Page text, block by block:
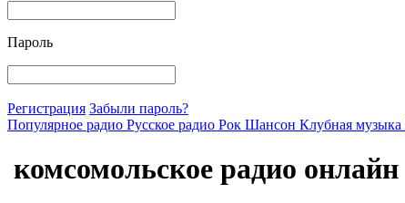
Пароль
Регистрация Забыли пароль?
Популярное радио Русское радио Рок Шансон Клубная музыка
комсомольское радио онлайн